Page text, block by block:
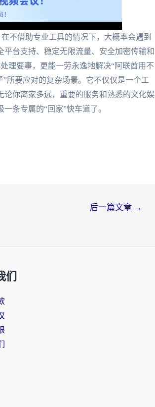
不借助专业工具的情况下，大概率会遇到
台支持、稳定无限流量、安全加密传输和
理要事，更能一劳永逸地解决“阿联酋用不
所要应对的复杂场景。它不仅仅是一个工
你离家多远，重要的服务和熟悉的文化娱
条专属的“回家”快车道了。
后一篇文章 →
们